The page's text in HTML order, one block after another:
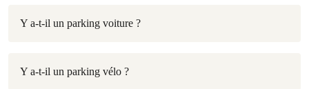
Y a-t-il un parking voiture ?
Y a-t-il un parking vélo ?